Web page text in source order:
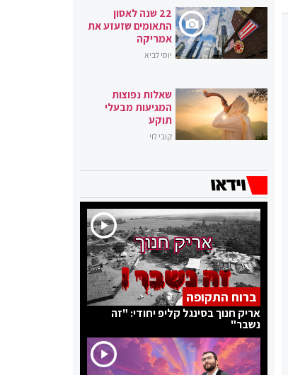
22 שנה לאסון
התאומים שזעזע את
אמריקה
יוסי לביא
שאלות נפוצות
המגיעות מבעלי
תוקע
קובי לוי
ברוח התקופה
אריק חנוך בסינגל קליפ יחודי: "זה
נשבר"